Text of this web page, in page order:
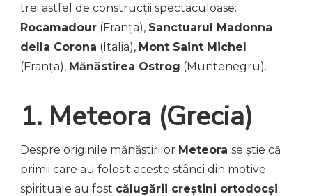
trei astfel de construcții spectaculoase:
Rocamadour (Franța), Sanctuarul Madonna
della Corona (Italia), Mont Saint Michel
(Franța), Mănăstirea Ostrog (Muntenegru).
1. Meteora (Grecia)
Despre originile mănăstirilor Meteora se știe că
primii care au folosit aceste stânci din motive
spirituale au fost călugării creștini ortodocși